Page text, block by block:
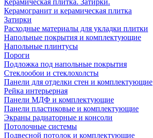
Керамическая плитка. Затирки.
Керамогранит и керамическая плитка
Затирки
Расходные материалы для укладки плитки
Напольные покрытия и комплектующие
Напольные плинтусы
Пороги
Подложка под напольные покрытия
Стеклообои и стеклохолсты
Панели для отделки стен и комплектующие
Рейка интерьерная
Панели МДФ и комплектующие
Панели пластиковые и комплектующие
Экраны радиаторные и консоли
Потолочные системы
Подвесной потолок и комплектующие